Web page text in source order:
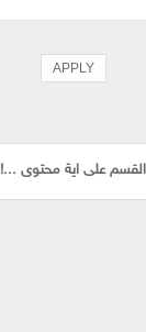
على اية محتوى ...!